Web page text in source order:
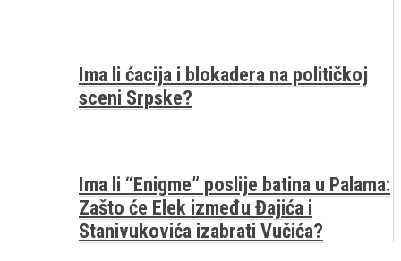
Ima li ćacija i blokadera na političkoj
sceni Srpske?
Ima li “Enigme” poslije batina u Palama:
Zašto će Elek između Đajića i
Stanivukovića izabrati Vučića?